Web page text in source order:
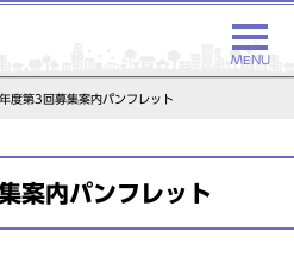
度第3回募集案内パンフレット
案内パンフレット